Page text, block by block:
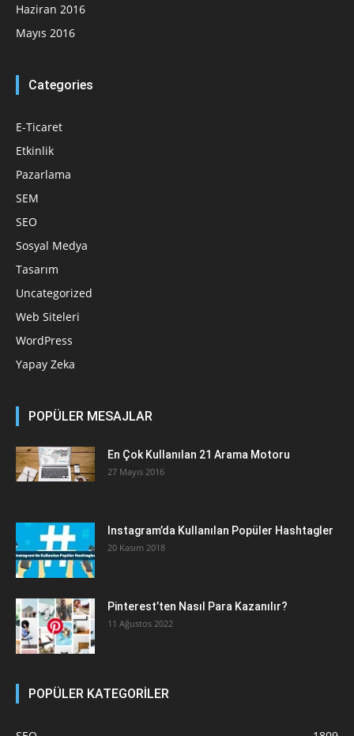
Haziran 2016
Mayıs 2016
Categories
E-Ticaret
Etkinlik
Pazarlama
SEM
SEO
Sosyal Medya
Tasarım
Uncategorized
Web Siteleri
WordPress
Yapay Zeka
POPÜLER MESAJLAR
En Çok Kullanılan 21 Arama Motoru
27 Mayıs 2016
Instagram’da Kullanılan Popüler Hashtagler
20 Kasım 2018
Pinterest’ten Nasıl Para Kazanılır?
11 Ağustos 2022
POPÜLER KATEGORİLER